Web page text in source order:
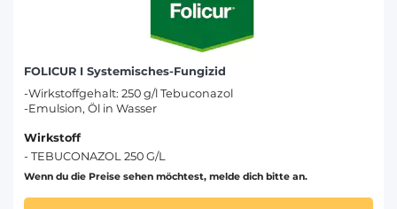
FOLICUR I Systemisches-Fungizid
-Wirkstoffgehalt: 250 g/l Tebuconazol
-Emulsion, Öl in Wasser
Wirkstoff
- TEBUCONAZOL 250 G/L
Wenn du die Preise sehen möchtest, melde dich bitte an.